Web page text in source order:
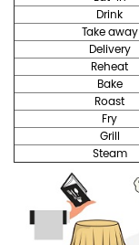
Drink
Take away
Delivery
Reheat
Bake
Roast
Fry
Grill
Steam